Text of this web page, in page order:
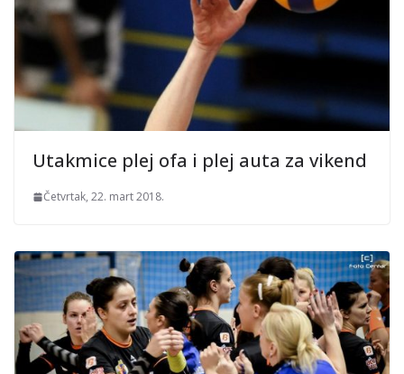
Utakmice plej ofa i plej auta za vikend
Četvrtak, 22. mart 2018.